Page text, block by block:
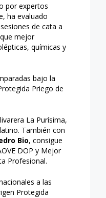
por expertos
ha evaluado
de cata a
mejor
químicas y
bajo la
Priego de
La Purísima,
También con
Bio, consigue
DOP y Mejor
Profesional.
a las
Protegida